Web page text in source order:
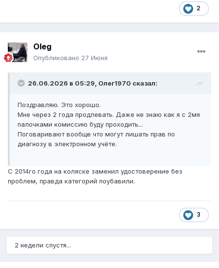
2
Oleg
Опубликовано 27 Июня
26.06.2026 в 05:29, Олег1970 сказал:
Поздравляю. Это хорошо.
Мне через 2 года продлевать. Даже не знаю как я с 2мя
палочками комиссию буду проходить...
Поговаривают вообще что могут лишать прав по
диагнозу в электронном учёте.
С 2014го года на коляске заменил удостоверение без
проблем, правда категорий поубавили.
3
2 недели спустя...